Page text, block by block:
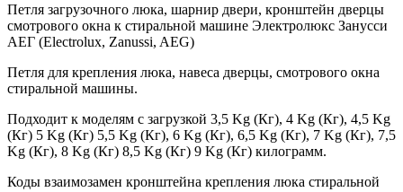
Петля загрузочного люка, шарнир двери, кронштейн дверцы
смотрового окна к стиральной машине Электролюкс Занусси
АЕГ (Electrolux, Zanussi, AEG)
Петля для крепления люка, навеса дверцы, смотрового окна
стиральной машины.
Подходит к моделям с загрузкой 3,5 Kg (Кг), 4 Kg (Кг), 4,5 Kg
(Кг) 5 Kg (Кг) 5,5 Kg (Кг), 6 Kg (Кг), 6,5 Kg (Кг), 7 Kg (Кг), 7,5
Kg (Кг), 8 Kg (Кг) 8,5 Kg (Кг) 9 Kg (Кг) килограмм.
Коды взаимозамен кронштейна крепления люка стиральной